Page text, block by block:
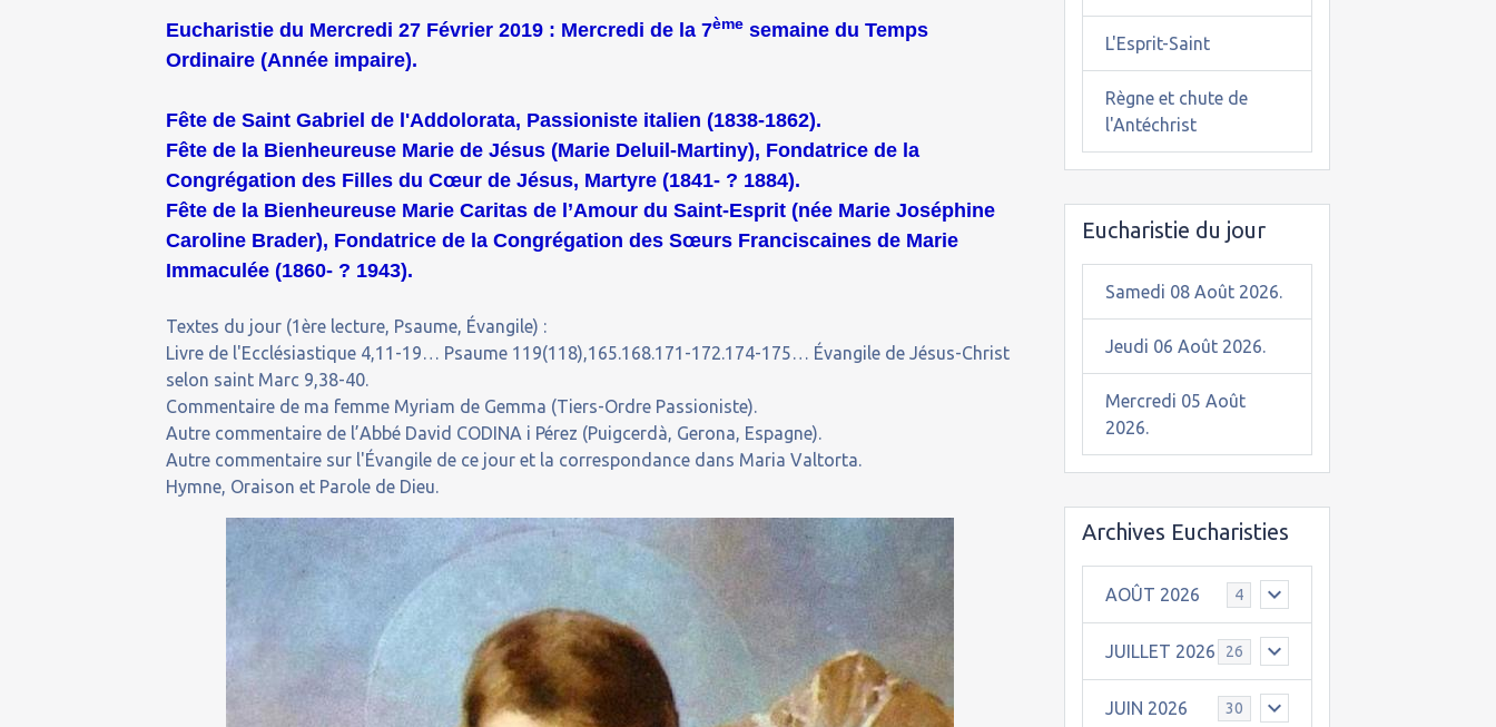
Eucharistie du Mercredi 27 Février 2019 : Mercredi de la 7ème semaine du Temps
Ordinaire (Année impaire).
Fête de Saint Gabriel de l'Addolorata, Passioniste italien (1838-1862).
Fête de la Bienheureuse Marie de Jésus (Marie Deluil-Martiny), Fondatrice de la
Congrégation des Filles du Cœur de Jésus, Martyre (1841- ? 1884).
Fête de la Bienheureuse Marie Caritas de l’Amour du Saint-Esprit (née Marie Joséphine
Caroline Brader), Fondatrice de la Congrégation des Sœurs Franciscaines de Marie
Immaculée (1860- ? 1943).
Textes du jour (1ère lecture, Psaume, Évangile) :
Livre de l'Ecclésiastique 4,11-19… Psaume 119(118),165.168.171-172.174-175… Évangile de Jésus-Christ
selon saint Marc 9,38-40.
Commentaire de ma femme Myriam de Gemma (Tiers-Ordre Passioniste).
Autre commentaire de l’Abbé David CODINA i Pérez (Puigcerdà, Gerona, Espagne).
Autre commentaire sur l'Évangile de ce jour et la correspondance dans Maria Valtorta.
Hymne, Oraison et Parole de Dieu.
L'Esprit-Saint
Règne et chute de
l'Antéchrist
Eucharistie du jour
Samedi 08 Août 2026.
Jeudi 06 Août 2026.
Mercredi 05 Août
2026.
Archives Eucharisties
AOÛT 2026 4
JUILLET 2026 26
JUIN 2026 30